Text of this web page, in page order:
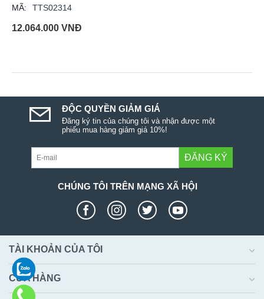
MÃ:
TTS02314
12.064.000 VNĐ
ĐỘC QUYỀN GIẢM GIÁ
Đăng ký tin của chúng tôi và nhận được một
phiếu mua hàng giảm giá 10%!
ĐĂNG KÝ
CHÚNG TÔI TRÊN MẠNG XÃ HỘI
TÀI KHOẢN CỦA TÔI
CỬA HÀNG